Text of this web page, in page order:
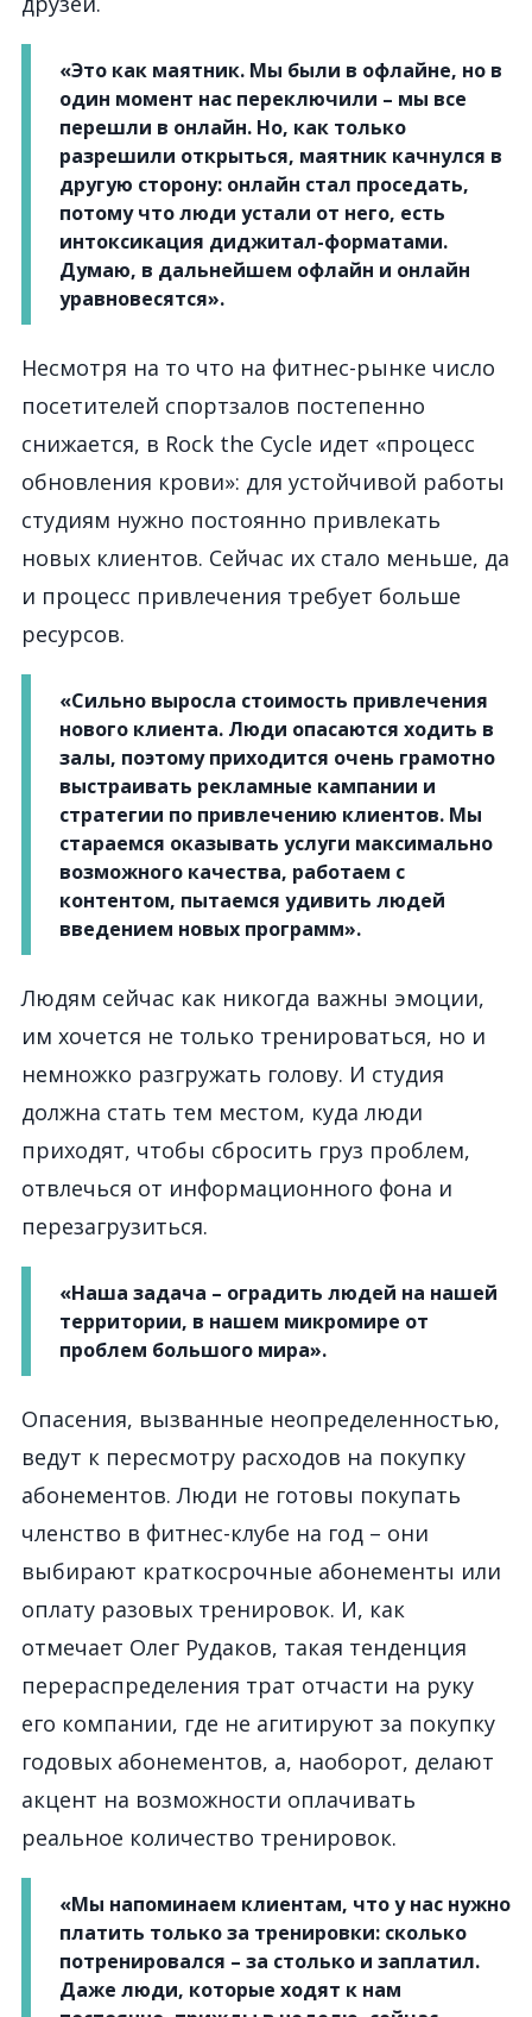
«Это как маятник. Мы были в офлайне, но в
один момент нас переключили – мы все
перешли в онлайн. Но, как только
разрешили открыться, маятник качнулся в
другую сторону: онлайн стал проседать,
потому что люди устали от него, есть
интоксикация диджитал-форматами.
Думаю, в дальнейшем офлайн и онлайн
уравновесятся».
Несмотря на то что на фитнес-рынке число
посетителей спортзалов постепенно
снижается, в Rock the Cycle идет «процесс
обновления крови»: для устойчивой работы
студиям нужно постоянно привлекать
новых клиентов. Сейчас их стало меньше, да
и процесс привлечения требует больше
ресурсов.
«Сильно выросла стоимость привлечения
нового клиента. Люди опасаются ходить в
залы, поэтому приходится очень грамотно
выстраивать рекламные кампании и
стратегии по привлечению клиентов. Мы
стараемся оказывать услуги максимально
возможного качества, работаем с
контентом, пытаемся удивить людей
введением новых программ».
Людям сейчас как никогда важны эмоции,
им хочется не только тренироваться, но и
немножко разгружать голову. И студия
должна стать тем местом, куда люди
приходят, чтобы сбросить груз проблем,
отвлечься от информационного фона и
перезагрузиться.
«Наша задача – оградить людей на нашей
территории, в нашем микромире от
проблем большого мира».
Опасения, вызванные неопределенностью,
ведут к пересмотру расходов на покупку
абонементов. Люди не готовы покупать
членство в фитнес-клубе на год – они
выбирают краткосрочные абонементы или
оплату разовых тренировок. И, как
отмечает Олег Рудаков, такая тенденция
перераспределения трат отчасти на руку
его компании, где не агитируют за покупку
годовых абонементов, а, наоборот, делают
акцент на возможности оплачивать
реальное количество тренировок.
«Мы напоминаем клиентам, что у нас нужно
платить только за тренировки: сколько
потренировался – за столько и заплатил.
Даже люди, которые ходят к нам